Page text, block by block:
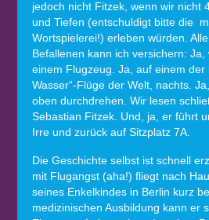
jedoch nicht Fitzek, wenn wir nicht
und Tiefen (entschuldigt bitte die
Wortspielerei!) erleben würden.
Befallenen kann ich versichern:
einem Flugzeug. Ja, auf einem der
Wasser“-Flüge der Welt, nachts.
oben durchdrehen. Wir lesen
Sebastian Fitzek. Und, ja, er führt
Irre und zurück auf Sitzplatz 7A.
Die Geschichte selbst ist schnell
mit Flugangst (aha!) fliegt nach
seines Enkelkindes in Berlin kurz
medizinischen Ausbildung kann er